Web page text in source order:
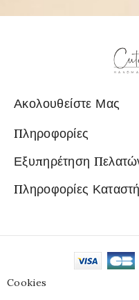
Ακολουθείστε Μας
Πληροφορίες
Εξυπηρέτηση
Πληροφορίες
Cookies